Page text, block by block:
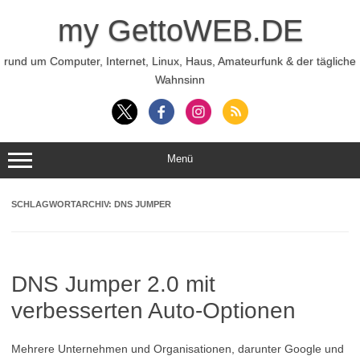
my GettoWEB.DE
rund um Computer, Internet, Linux, Haus, Amateurfunk & der tägliche
Wahnsinn
Menü
SCHLAGWORTARCHIV: DNS JUMPER
DNS Jumper 2.0 mit
verbesserten Auto-Optionen
Mehrere Unternehmen und Organisationen, darunter Google und